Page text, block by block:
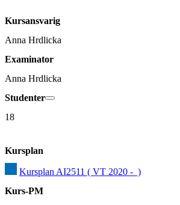
Kursansvarig
Anna Hrdlicka
Examinator
Anna Hrdlicka
Studenter
18
Kursplan
Kursplan AI2511 ( VT 2020 -  )
Kurs-PM